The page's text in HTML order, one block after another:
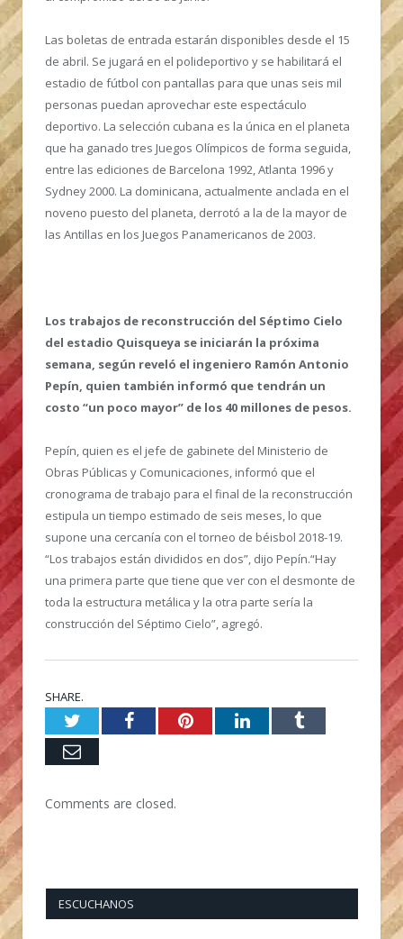
Las boletas de entrada estarán disponibles desde el 15
de abril. Se jugará en el polideportivo y se habilitará el
estadio de fútbol con pantallas para que unas seis mil
personas puedan aprovechar este espectáculo
deportivo. La selección cubana es la única en el planeta
que ha ganado tres Juegos Olímpicos de forma seguida,
entre las ediciones de Barcelona 1992, Atlanta 1996 y
Sydney 2000. La dominicana, actualmente anclada en el
noveno puesto del planeta, derrotó a la de la mayor de
las Antillas en los Juegos Panamericanos de 2003.
Los trabajos de reconstrucción del Séptimo Cielo
del estadio Quisqueya se iniciarán la próxima
semana, según reveló el ingeniero Ramón Antonio
Pepín, quien también informó que tendrán un
costo “un poco mayor” de los 40 millones de pesos.
Pepín, quien es el jefe de gabinete del Ministerio de
Obras Públicas y Comunicaciones, informó que el
cronograma de trabajo para el final de la reconstrucción
estipula un tiempo estimado de seis meses, lo que
supone una cercanía con el torneo de béisbol 2018-19.
“Los trabajos están divididos en dos”, dijo Pepín.“Hay
una primera parte que tiene que ver con el desmonte de
toda la estructura metálica y la otra parte sería la
construcción del Séptimo Cielo”, agregó.
SHARE.
TwitterFacebookPinterestLinkedInTumblr
Email
Comments are closed.
ESCUCHANOS